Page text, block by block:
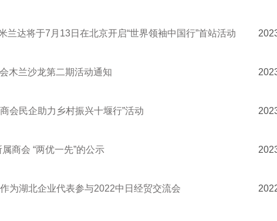
兰达将于7月13日在北京开启“世界领袖中国行”首站活动
木兰沙龙第二期活动通知
会民企助力乡村振兴十堰行”活动
商会 “两优一先”的公示
为湖北企业代表参与2022中日经贸交流会